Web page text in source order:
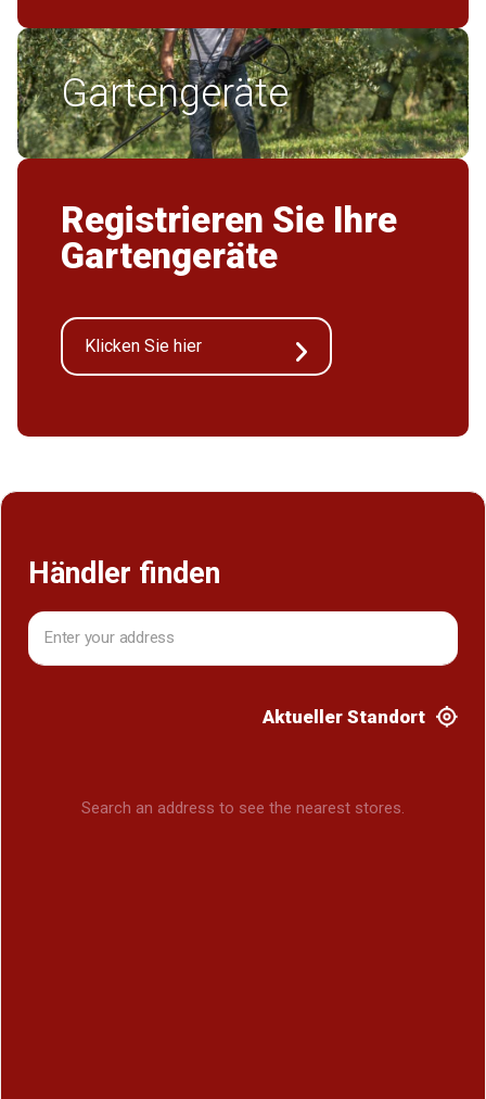
Gartengeräte
Registrieren Sie Ihre
Gartengeräte
Klicken Sie hier
Händler finden
Aktueller Standort
Search an address to see the nearest stores.